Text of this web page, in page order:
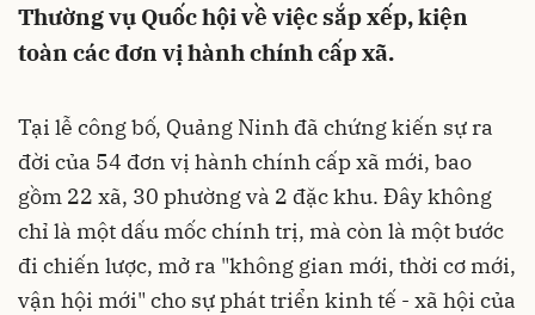
Thường vụ Quốc hội về việc sắp xếp, kiện
toàn các đơn vị hành chính cấp xã.
Tại lễ công bố, Quảng Ninh đã chứng kiến sự ra
đời của 54 đơn vị hành chính cấp xã mới, bao
gồm 22 xã, 30 phường và 2 đặc khu. Đây không
chỉ là một dấu mốc chính trị, mà còn là một bước
đi chiến lược, mở ra "không gian mới, thời cơ mới,
vận hội mới" cho sự phát triển kinh tế - xã hội của